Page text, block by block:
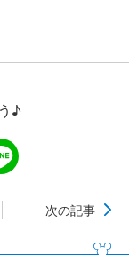
♪
次の記事